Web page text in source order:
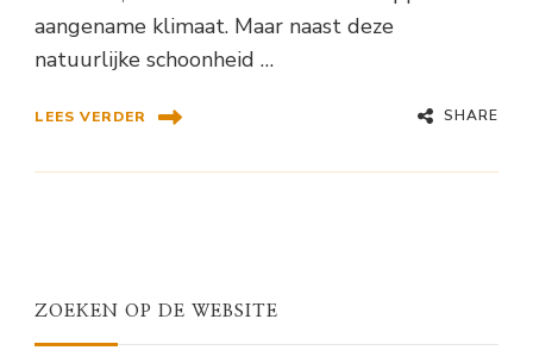
aangename klimaat. Maar naast deze
natuurlijke schoonheid …
LEES VERDER SHARE
ZOEKEN OP DE WEBSITE